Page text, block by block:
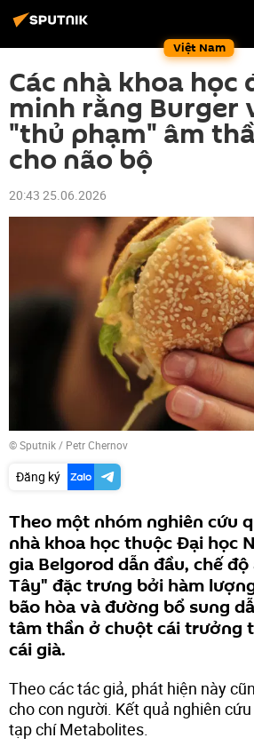
Việt Nam
Các nhà khoa học
minh rằng Burger
"thủ phạm" âm
cho não bộ
20:43 25.06.2026
© Sputnik / Petr Chernov
Đăng ký
Theo một nhóm nghiên cứu
nhà khoa học thuộc Đại học
gia Belgorod dẫn đầu, chế
Tây" đặc trưng bởi hàm
bão hòa và đường bổ sung
tâm thần ở chuột cái trưởng
cái già.
Theo các tác giả, phát hiện này
cho con người. Kết quả nghiên
tạp chí Metabolites.